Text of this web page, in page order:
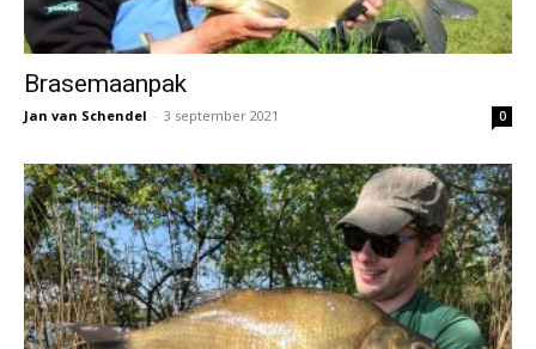
Brasemaanpak
Jan van Schendel - 3 september 2021 0